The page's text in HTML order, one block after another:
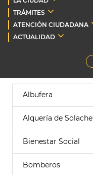
TRÁMITES
ATENCIÓN CIUDADANA
ACTUALIDAD
Albufera
Alquería de Solache
Bienestar Social
Bomberos